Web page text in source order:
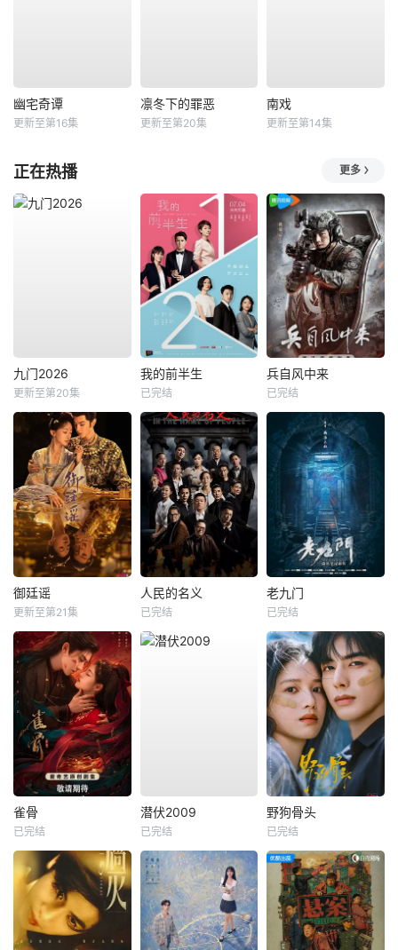
幽宅奇谭
更新至第16集
凛冬下的罪恶
更新至第20集
南戏
更新至第14集
正在热播 更多
九门2026
更新至第20集
我的前半生
已完结
兵自风中来
已完结
御廷谣
更新至第21集
人民的名义
已完结
老九门
已完结
雀骨
已完结
潜伏2009
已完结
野狗骨头
已完结